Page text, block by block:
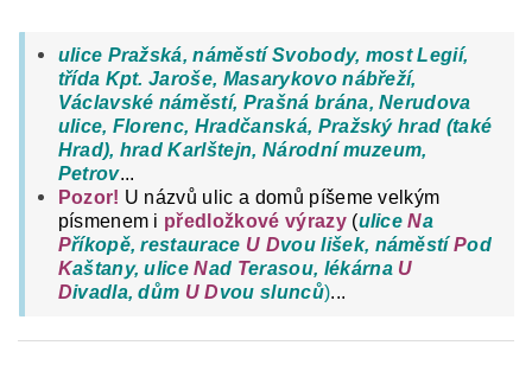
ulice Pražská, náměstí Svobody, most Legií,
třída Kpt. Jaroše, Masarykovo nábřeží,
Václavské náměstí, Prašná brána, Nerudova
ulice, Florenc, Hradčanská, Pražský hrad (také
Hrad), hrad Karlštejn, Národní muzeum,
Petrov...
Pozor! U názvů ulic a domů píšeme velkým
písmenem i předložkové výrazy(uliceNa
Příkopě, restaurace U Dvou lišek, náměstíPod
Kaštany, uliceNad Terasou, lékárna U
Divadla, dům U Dvou slunců)...